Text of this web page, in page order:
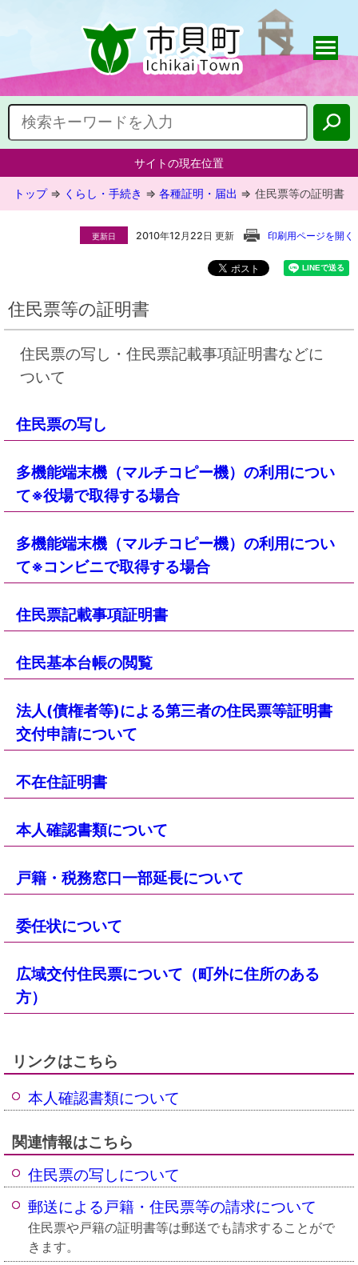
サイトの現在位置
トップ⇒ くらし・手続き ⇒ 各種証明・届出 ⇒ 住民票等の証明書
更新日 2010年12月22日 更新 印刷用ページを開く
住民票等の証明書
住民票の写し・住民票記載事項証明書などに
ついて
住民票の写し
多機能端末機（マルチコピー機）の利用につい
て※役場で取得する場合
多機能端末機（マルチコピー機）の利用につい
て※コンビニで取得する場合
住民票記載事項証明書
住民基本台帳の閲覧
法人(債権者等)による第三者の住民票等証明書
交付申請について
不在住証明書
本人確認書類について
戸籍・税務窓口一部延長について
委任状について
広域交付住民票について（町外に住所のある
方）
リンクはこちら
本人確認書類について
関連情報はこちら
住民票の写しについて
郵送による戸籍・住民票等の請求について
住民票や戸籍の証明書等は郵送でも請求することがで
きます。